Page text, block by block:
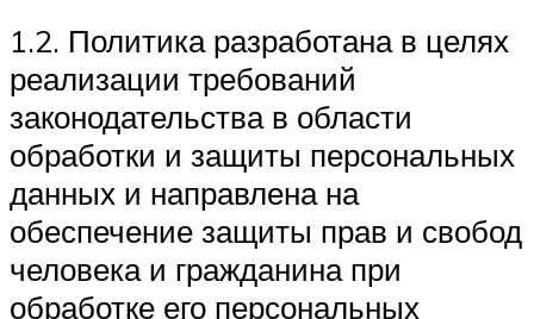
1.2. Политика разработана в целях
реализации требований
законодательства в области
обработки и защиты персональных
данных и направлена на
обеспечение защиты прав и свобод
человека и гражданина при
обработке его персональных